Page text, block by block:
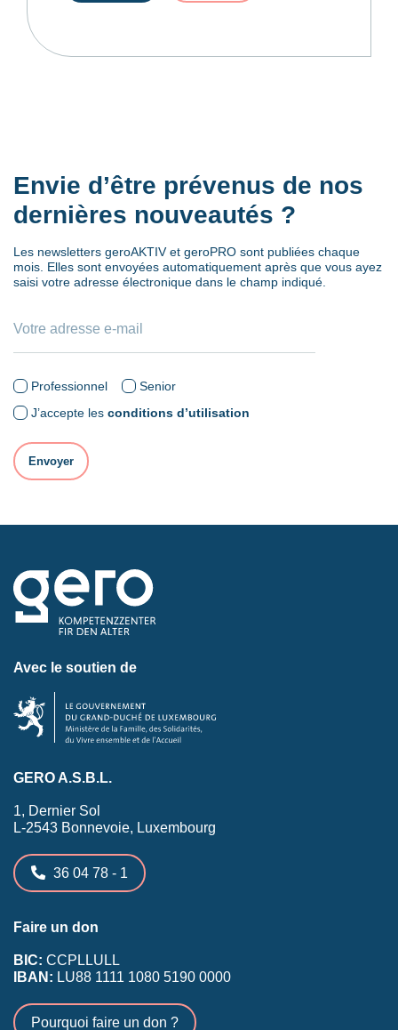
Envie d’être prévenus de nos
dernières nouveautés ?
Les newsletters geroAKTIV et geroPRO sont publiées chaque
mois. Elles sont envoyées automatiquement après que vous ayez
saisi votre adresse électronique dans le champ indiqué.
Professionnel
Senior
J’accepte les conditions d’utilisation
Avec le soutien de
GERO A.S.B.L.
1, Dernier Sol
L-2543 Bonnevoie, Luxembourg
36 04 78 - 1
Faire un don
BIC: CCPLLULL
IBAN: LU88 1111 1080 5190 0000
Pourquoi faire un don ?